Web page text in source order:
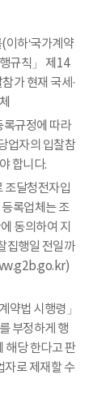
이하‘국가계약
규칙」 제14
가 현재 국세·
록규정에 따라
업자의 입찰참
합니다.
조달청전자입
록업체는 조
동의하여 지
집행일 전일까
약법 시행령」
부정하게 행
해당 한다고 판
자로 제재할 수